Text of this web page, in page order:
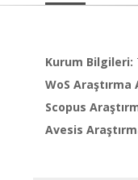
Kurum Bilgileri:
WoS Araştırma
Scopus
Avesis